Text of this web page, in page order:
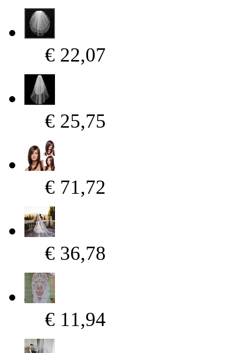
€ 22,07
€ 25,75
€ 71,72
€ 36,78
€ 11,94